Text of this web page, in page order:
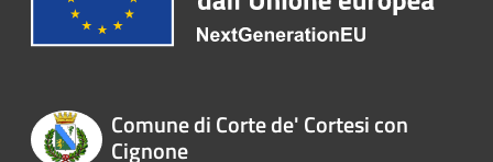
Comune di Corte de' Cortesi con
Cignone